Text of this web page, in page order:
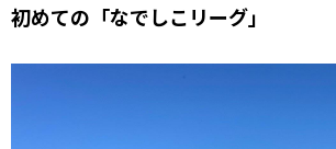
初めての「なでしこリーグ」